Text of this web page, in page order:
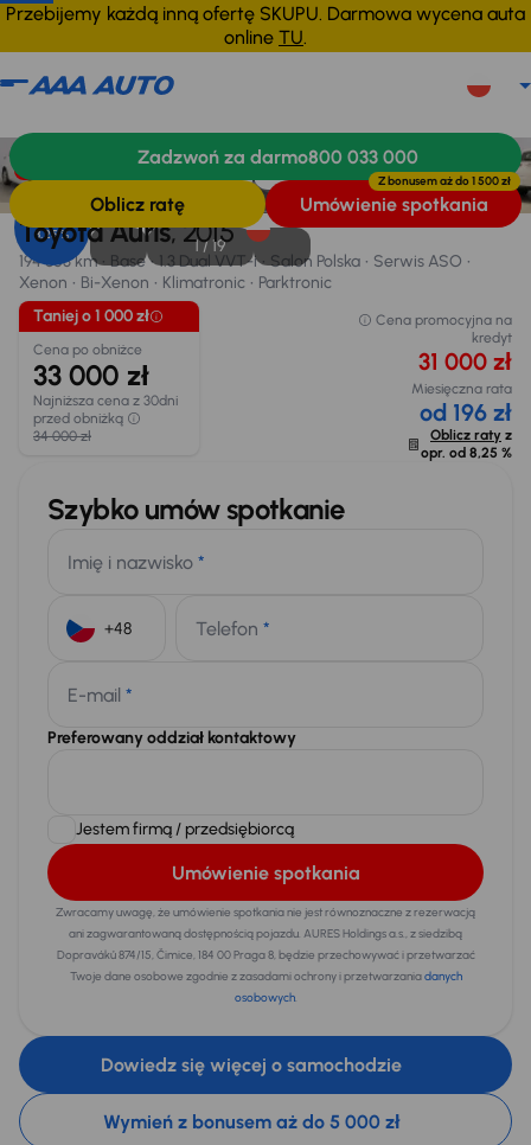
Przebijemy każdą inną ofertę SKUPU. Darmowa wycena auta
online TU.
Taniej o 1 000 zł
8,25 %
1 /19
Toyota Auris, 2015
194 863 km Base 1.3 Dual VVT-i Salon Polska
Serwis ASO
Xenon
Bi-Xenon Klimatronic
Parktronic
Taniej o 1 000 zł
Cena po obniżce
33 000 zł
Najniższa cena z 30dni
przed obniżką
34 000 zł
Cena promocyjna na
kredyt
31 000 zł
Miesięczna rata
od 196 zł
Oblicz raty z
opr. od 8,25 %
Szybko umów spotkanie
Imię i nazwisko *
Telefon *
E-mail *
Preferowany oddział kontaktowy
Jestem firmą / przedsiębiorcą
Umówienie spotkania
Zwracamy uwagę, że umówienie spotkania nie jest równoznaczne z rezerwacją
ani zagwarantowaną dostępnością pojazdu. AURES Holdings a.s., z siedzibą
Dopraváků 874/15, Čimice, 184 00 Praga 8, będzie przechowywać i przetwarzać
Twoje dane osobowe zgodnie z zasadami ochrony i przetwarzaniadanych
osobowych.
Dowiedz się więcej o samochodzie
Wymień z bonusem aż do 5 000 zł
WyposażenieZalety samochoduFinansowanie
Zadzwoń za darmo800 033 000
Oblicz ratę Umówienie spotkania
Z bonusem aż do1 500 zł